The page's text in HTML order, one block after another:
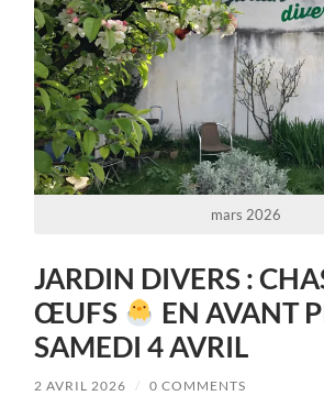
mars 2026
JARDIN DIVERS :
ŒUFS
EN AVANT
SAMEDI 4 AVRIL
2 AVRIL 2026 / 0 COMMENTS